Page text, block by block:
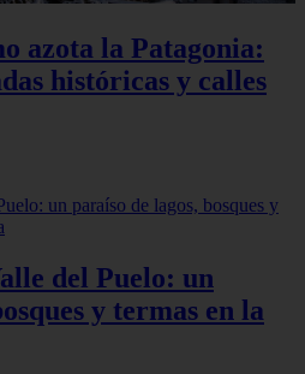
azota la Patagonia:
históricas y calles
del Puelo: un
y termas en la